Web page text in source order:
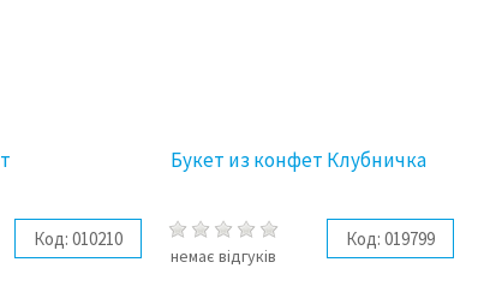
Код: 010210
Букет из конфет Клубничка
немає відгуків
Код: 019799